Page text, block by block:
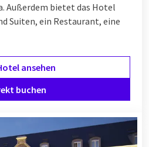
Außerdem bietet das Hotel
Suiten, ein Restaurant, eine
ansehen
buchen